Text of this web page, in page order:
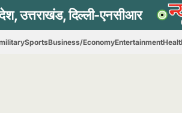
SportsBusiness/EconomyEntertainment